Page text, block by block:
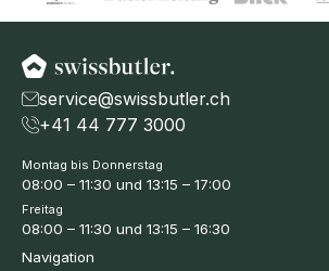
service@swissbutler.ch
+41 44 777 3000
Öffnungszeiten
Montag bis Donnerstag
08:00 – 11:30 und 13:15 – 17:00
Freitag
08:00 – 11:30 und 13:15 – 16:30
Navigation